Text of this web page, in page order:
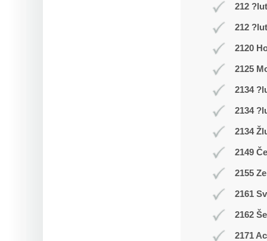
212 ?lut
212 ?lut
2120
2125
2134
2134
2134
2149
2155
2161
2162
2171